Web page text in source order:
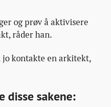
og prøv å aktivisere
råder han.
jo kontakte en arkitekt,
disse sakene: